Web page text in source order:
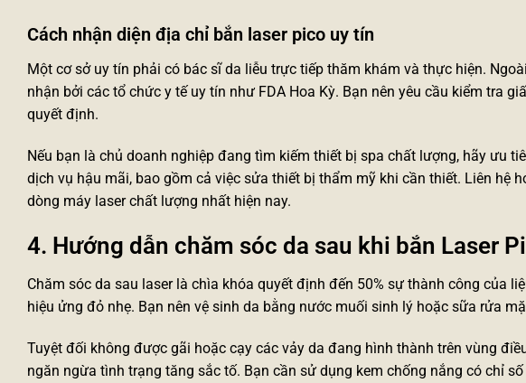
Cách nhận diện địa chỉ bắn laser pico uy tín
Một cơ sở uy tín phải có bác sĩ da liễu trực tiếp thăm khám và thực hiện.
nhận bởi các tổ chức y tế uy tín như FDA Hoa Kỳ. Bạn nên yêu cầu kiểm tra
quyết định.
Nếu bạn là chủ doanh nghiệp đang tìm kiếm thiết bị spa chất lượng, hãy ưu
dịch vụ hậu mãi, bao gồm cả việc sửa thiết bị thẩm mỹ khi cần thiết. Liên hệ
dòng máy laser chất lượng nhất hiện nay.
4. Hướng dẫn chăm sóc da sau khi bắn Laser
Chăm sóc da sau laser là chìa khóa quyết định đến 50% sự thành công của
hiệu ửng đỏ nhẹ. Bạn nên vệ sinh da bằng nước muối sinh lý hoặc sữa rửa
Tuyệt đối không được gãi hoặc cạy các vảy da đang hình thành trên vùng
ngăn ngừa tình trạng tăng sắc tố. Bạn cần sử dụng kem chống nắng có chỉ